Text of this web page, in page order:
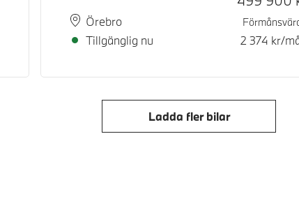
PlatsÖrebro
Leveranstid
Tillgänglig nu
2 374 kr/
Ladda fler bilar